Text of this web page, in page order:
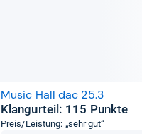
Music Hall dac 25.3
Klangurteil: 115 Punkte
Preis/Leistung: „sehr gut“